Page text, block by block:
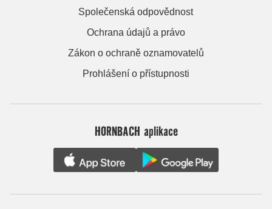
Společenská odpovědnost
Ochrana údajů a právo
Zákon o ochraně oznamovatelů
Prohlášení o přístupnosti
HORNBACH aplikace